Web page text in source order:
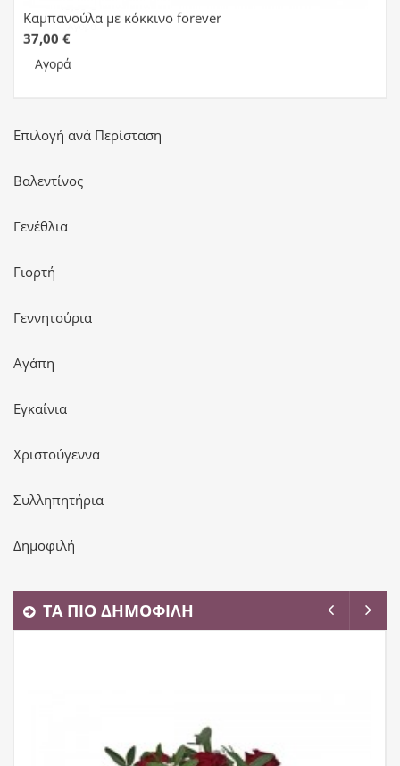
Καμπανούλα με κόκκινο forever
37,00 €
Αγορά
Επιλογή ανά Περίσταση
Βαλεντίνος
Γενέθλια
Γιορτή
Γεννητούρια
Αγάπη
Εγκαίνια
Χριστούγεννα
Συλληπητήρια
Δημοφιλή
ΤΑ ΠΙΟ ΔΗΜΟΦΙΛΗ